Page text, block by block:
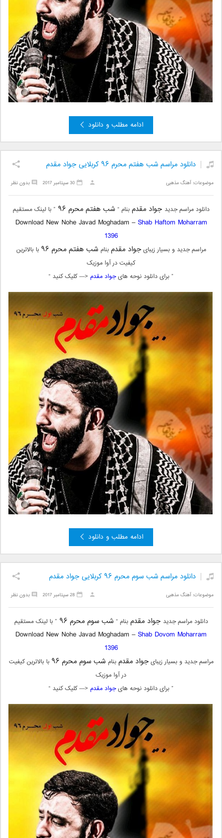
ادامه مطلب و دانلود
دانلود مراسم شب هفتم محرم ۹۶ کربلایی جواد مقدم
موضوعات:آهنگ مذهبی بدون نظر 30 سپتامبر 2017
دانلود مراسم جدید جواد مقدمبنام “ شب هفتم محرم ۹۶ ” با لینک مستقیم
Download New Nohe Javad Moghadam –Shab Haftom Moharram
1396
مراسم جدید و بسیار زیبایجواد مقدمبنام شب هفتم محرم ۹۶
با بالاترین
کیفیت در آوا موزیک
” برای دانلود نوحه هایجواد مقدم <— کلیک کنید “
ادامه مطلب و دانلود
دانلود مراسم شب سوم محرم ۹۶ کربلایی جواد مقدم
موضوعات:آهنگ مذهبی بدون نظر 28 سپتامبر 2017
دانلود مراسم جدید جواد مقدمبنام “ شب سوم محرم ۹۶ ” با لینک مستقیم
Download New Nohe Javad Moghadam –Shab Dovom Moharram
1396
مراسم جدید و بسیار زیبایجواد مقدمبنام شب سوم محرم ۹۶
با بالاترین کیفیت
در آوا موزیک
” برای دانلود نوحه هایجواد مقدم <— کلیک کنید “